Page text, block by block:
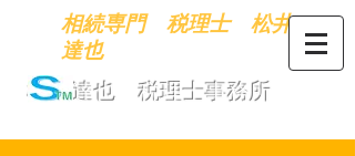
​松井達也 税理士事務所
​相続専門 税理士 松井
達也